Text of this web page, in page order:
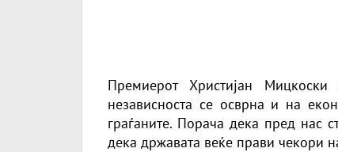
Премиерот Христијан
независноста се осврна и на
граѓаните. Порача дека пред нас
дека државата веќе прави чекори